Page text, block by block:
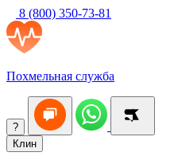
8 (800) 350-73-81
Похмельная служба
?
Клин